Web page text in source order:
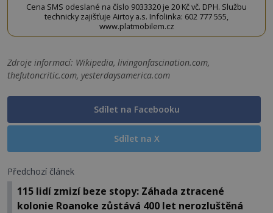
Cena SMS odeslané na číslo 9033320 je 20 Kč vč. DPH. Službu
technicky zajišťuje Airtoy a.s. Infolinka: 602 777 555,
www.platmobilem.cz
Zdroje informací: Wikipedia, livingonfascination.com,
thefutoncritic.com, yesterdaysamerica.com
Sdílet na Facebooku
Sdílet na X
Předchozí článek
115 lidí zmizí beze stopy: Záhada ztracené
kolonie Roanoke zůstává 400 let nerozluštěná